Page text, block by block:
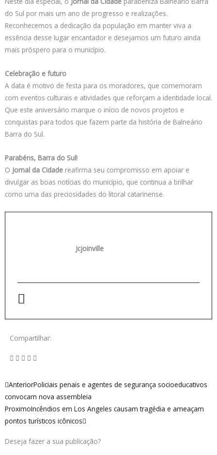
do Sul por mais um ano de progresso e realizações.
Reconhecemos a dedicação da população em manter viva a
essência desse lugar encantador e desejamos um futuro ainda
mais próspero para o município.
Celebração e futuro
A data é motivo de festa para os moradores, que comemoram
com eventos culturais e atividades que reforçam a identidade local.
Que este aniversário marque o início de novos projetos e
conquistas para todos que fazem parte da história de Balneário
Barra do Sul.
Parabéns, Barra do Sul!
O Jornal da Cidade reafirma seu compromisso em apoiar e
divulgar as boas notícias do município, que continua a brilhar
como uma das preciosidades do litoral catarinense.
Jcjoinville
Compartilhar:
Anterior
AnteriorPoliciais penais e agentes de segurança socioeducativos
convocam nova assembleia
ProximoIncêndios em Los Angeles causam tragédia e ameaçam
pontos turísticos icônicos
Próximo
Deseja fazer a sua publicação?